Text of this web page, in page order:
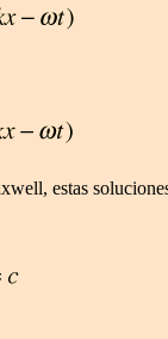
estas